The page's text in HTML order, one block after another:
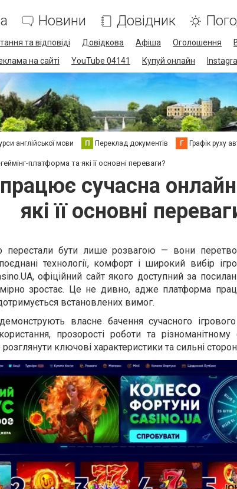
Новини Довідник
та відповіді Довідкова Афіша Оголошення
на сайті YouTube 04141 Купуй онлайн
англійської мови П Переклад документів Г Графік руху
платформа та які її основні переваги?
сучасна
які її основні
перестали бути лише розвагою — вони
технології, комфорт і широкий вибір
офіційний сайт якого доступний за
зростає. Це не дивно, адже платформа
встановлених вимог.
власне бачення сучасного
прозорості роботи та різноманітному
ключові характеристики та сильні